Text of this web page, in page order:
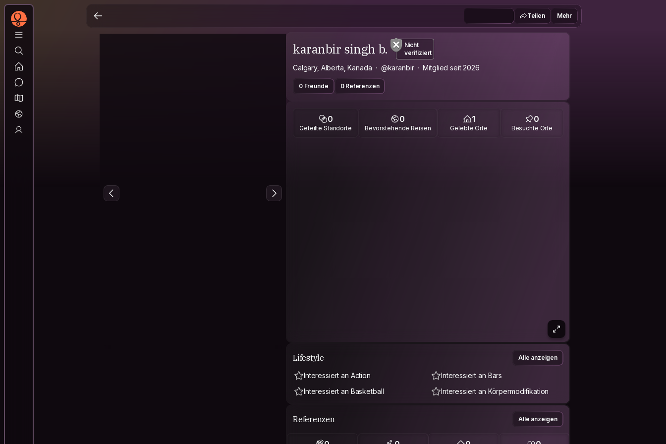
Teilen Mehr
karanbir singh b.
Nicht
verifiziert
Calgary, Alberta, Kanada @karanbir Mitglied seit 2026
0 Freunde 0 Referenzen
0
Geteilte Standorte
0
Bevorstehende Reisen
1
Gelebte Orte
0
Besuchte Orte
Lifestyle Alle anzeigen
Interessiert an Action
Interessiert an Bars
Interessiert an Basketball
Interessiert an Körpermodifikation
Referenzen Alle anzeigen